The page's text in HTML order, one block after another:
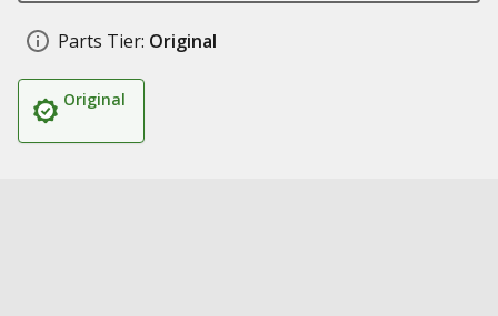
Parts Tier: Original
Original